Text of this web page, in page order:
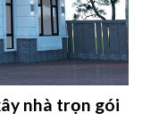
nhà trọn gói